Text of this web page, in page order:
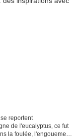
reportent
de l'eucalyptus, ce fut
la foulée, l'engouement